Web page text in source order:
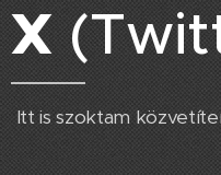
X
Itt is szoktam